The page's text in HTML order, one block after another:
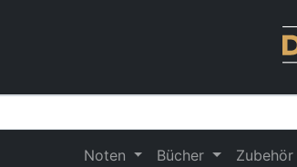
Noten Bücher Zubehör